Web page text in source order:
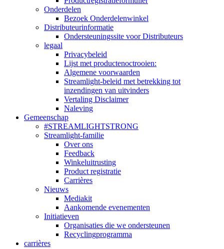
Onderdelen
Bezoek Onderdelenwinkel
Distributeurinformatie
Ondersteuningssite voor Distributeurs
legaal
Privacybeleid
Lijst met productenoctrooien:
Algemene voorwaarden
Streamlight-beleid met betrekking tot
inzendingen van uitvinders
Vertaling Disclaimer
Naleving
Gemeenschap
#STREAMLIGHTSTRONG
Streamlight-familie
Over ons
Feedback
Winkeluitrusting
Product registratie
Carrières
Nieuws
Mediakit
Aankomende evenementen
Initiatieven
Organisaties die we ondersteunen
Recyclingprogramma
carrières